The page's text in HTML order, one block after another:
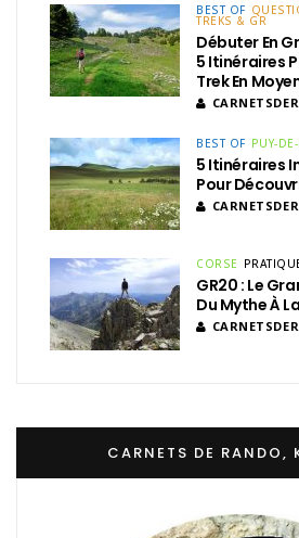
BEST OF
TREKS & GR
Débuter En
5 Itinéraires
Trek En
BEST OF PUY-
5 Itinéraires
Pour
CORSE
GR20 : Le
Du Mythe À
CARNETS DE RANDO,